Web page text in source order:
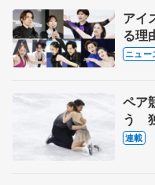
アイ
る理
実力
ニュー
ペア
う
【引
連載